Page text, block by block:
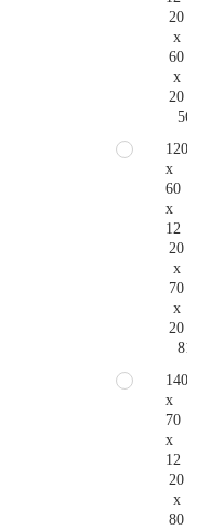
20
x
60
x
20
120
x
60
x
12
20
x
70
x
20
140
x
70
x
12
20
x
80